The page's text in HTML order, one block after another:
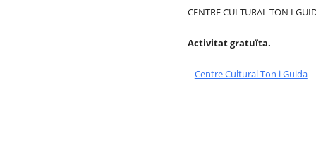
CENTRE CULTURAL TON I
Activitat gratuïta.
– Centre Cultural Ton i Guida